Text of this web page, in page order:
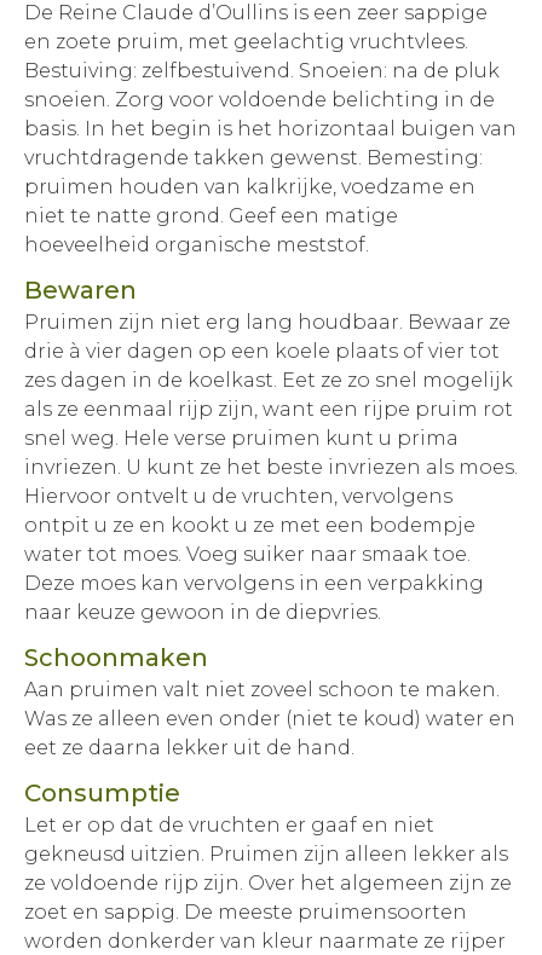
De Reine Claude d’Oullins is een zeer sappige
en zoete pruim, met geelachtig vruchtvlees.
Bestuiving: zelfbestuivend. Snoeien: na de pluk
snoeien. Zorg voor voldoende belichting in de
basis. In het begin is het horizontaal buigen van
vruchtdragende takken gewenst. Bemesting:
pruimen houden van kalkrijke, voedzame en
niet te natte grond. Geef een matige
hoeveelheid organische meststof.
Bewaren
Pruimen zijn niet erg lang houdbaar. Bewaar ze
drie à vier dagen op een koele plaats of vier tot
zes dagen in de koelkast. Eet ze zo snel mogelijk
als ze eenmaal rijp zijn, want een rijpe pruim rot
snel weg. Hele verse pruimen kunt u prima
invriezen. U kunt ze het beste invriezen als moes.
Hiervoor ontvelt u de vruchten, vervolgens
ontpit u ze en kookt u ze met een bodempje
water tot moes. Voeg suiker naar smaak toe.
Deze moes kan vervolgens in een verpakking
naar keuze gewoon in de diepvries.
Schoonmaken
Aan pruimen valt niet zoveel schoon te maken.
Was ze alleen even onder (niet te koud) water en
eet ze daarna lekker uit de hand.
Consumptie
Let er op dat de vruchten er gaaf en niet
gekneusd uitzien. Pruimen zijn alleen lekker als
ze voldoende rijp zijn. Over het algemeen zijn ze
zoet en sappig. De meeste pruimensoorten
worden donkerder van kleur naarmate ze rijper